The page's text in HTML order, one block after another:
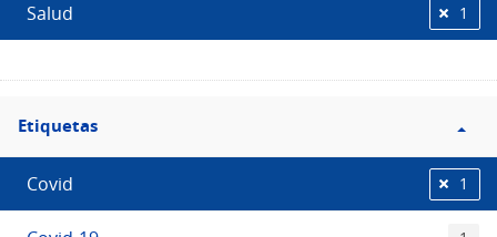
Salud 1
Filtro
Etiquetas
Etiquetas
Covid 1